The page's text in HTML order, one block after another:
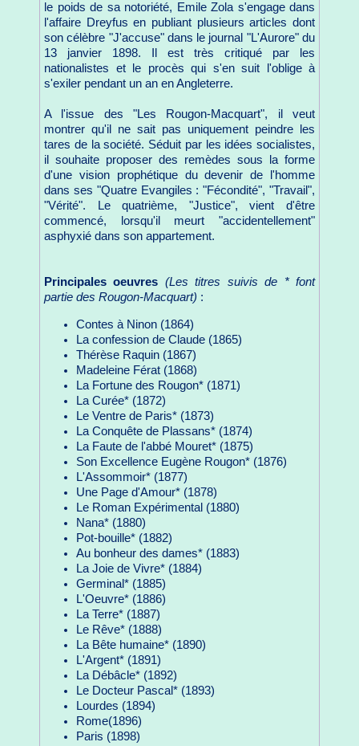
le poids de sa notoriété, Emile Zola s'engage dans
l'affaire Dreyfus en publiant plusieurs articles dont
son célèbre "J'accuse" dans le journal "L'Aurore" du
13 janvier 1898. Il est très critiqué par les
nationalistes et le procès qui s'en suit l'oblige à
s'exiler pendant un an en Angleterre.
A l'issue des "Les Rougon-Macquart", il veut
montrer qu'il ne sait pas uniquement peindre les
tares de la société. Séduit par les idées socialistes,
il souhaite proposer des remèdes sous la forme
d'une vision prophétique du devenir de l'homme
dans ses "Quatre Evangiles : "Fécondité", "Travail",
"Vérité". Le quatrième, "Justice", vient d'être
commencé, lorsqu'il meurt "accidentellement"
asphyxié dans son appartement.
Principales oeuvres (Les titres suivis de * font
partie des Rougon-Macquart) :
Contes à Ninon (1864)
La confession de Claude (1865)
Thérèse Raquin (1867)
Madeleine Férat (1868)
La Fortune des Rougon* (1871)
La Curée* (1872)
Le Ventre de Paris* (1873)
La Conquête de Plassans* (1874)
La Faute de l'abbé Mouret* (1875)
Son Excellence Eugène Rougon* (1876)
L'Assommoir* (1877)
Une Page d'Amour* (1878)
Le Roman Expérimental (1880)
Nana* (1880)
Pot-bouille* (1882)
Au bonheur des dames* (1883)
La Joie de Vivre* (1884)
Germinal* (1885)
L'Oeuvre* (1886)
La Terre* (1887)
Le Rêve* (1888)
La Bête humaine* (1890)
L'Argent* (1891)
La Débâcle* (1892)
Le Docteur Pascal* (1893)
Lourdes (1894)
Rome(1896)
Paris (1898)